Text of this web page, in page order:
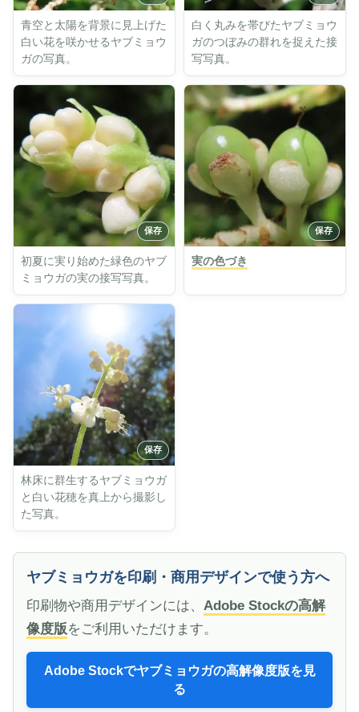
青空と太陽を背景に見上げた
白い花を咲かせるヤブミョウ
ガの写真。
白く丸みを帯びたヤブミョウ
ガのつぼみの群れを捉えた接
写写真。
初夏に実り始めた緑色のヤブ
ミョウガの実の接写写真。
実の色づき
林床に群生するヤブミョウガ
と白い花穂を真上から撮影し
た写真。
ヤブミョウガを印刷・商用デザインで使う方へ
印刷物や商用デザインには、 Adobe Stockの高解
像度版をご利用いただけます。
Adobe Stockでヤブミョウガの高解像度版を見
る